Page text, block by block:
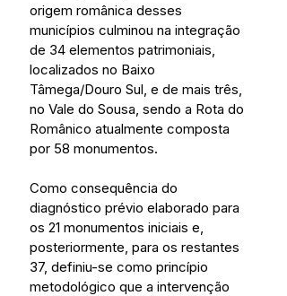
origem românica desses
municípios culminou na integração
de 34 elementos patrimoniais,
localizados no Baixo
Tâmega/Douro Sul, e de mais três,
no Vale do Sousa, sendo a Rota do
Românico atualmente composta
por 58 monumentos.
Como consequência do
diagnóstico prévio elaborado para
os 21 monumentos iniciais e,
posteriormente, para os restantes
37, definiu-se como princípio
metodológico que a intervenção